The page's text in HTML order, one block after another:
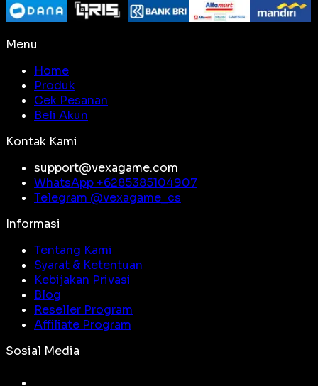
Menu
Home
Produk
Cek Pesanan
Beli Akun
Kontak Kami
support@vexagame.com
WhatsApp +6285385104907
Telegram @vexagame_cs
Informasi
Tentang Kami
Syarat & Ketentuan
Kebijakan Privasi
Blog
Reseller Program
Affiliate Program
Sosial Media